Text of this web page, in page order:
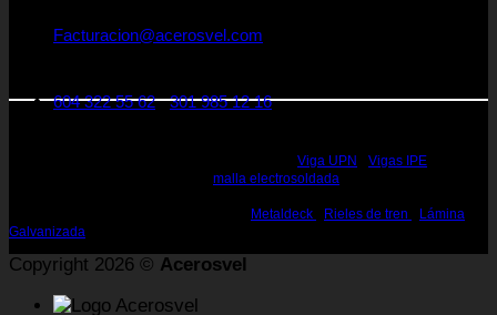
Facturacion@acerosvel.com
604 322 55 62-301 985 12 16
Viga UPN Vigas IPE
malla electrosoldada
Metaldeck Rieles de tren
Lámina
Galvanizada
Copyright 2026 © Acerosvel